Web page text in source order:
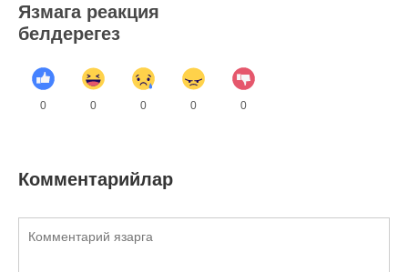
Язмага реакция
белдерегез
0 0 0 0 0
Комментарийлар